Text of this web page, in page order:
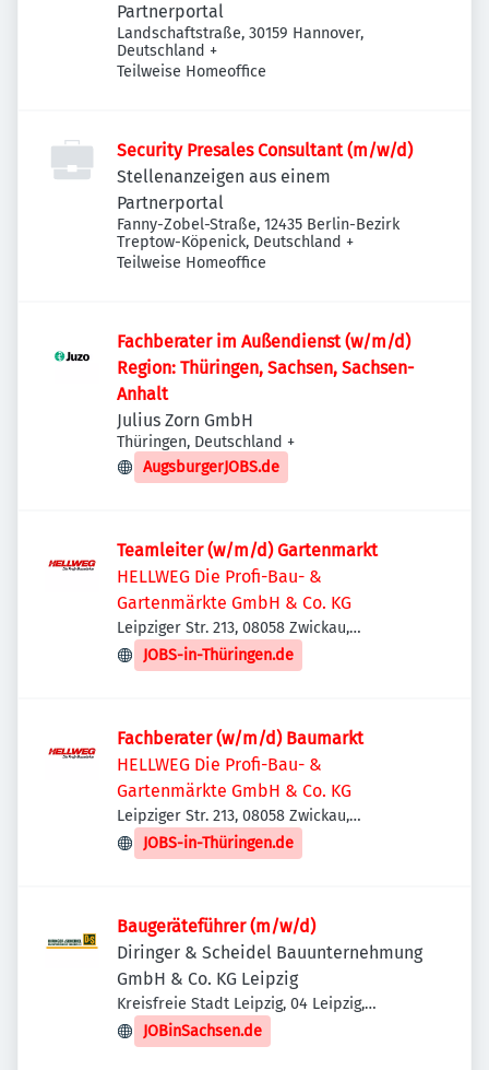
Partnerportal
Landschaftstraße, 30159 Hannover,
Deutschland +
Teilweise Homeoffice
Security Presales Consultant (m/w/d)
Stellenanzeigen aus einem
Partnerportal
Fanny-Zobel-Straße, 12435 Berlin-Bezirk
Treptow-Köpenick, Deutschland +
Teilweise Homeoffice
Fachberater im Außendienst (w/m/d)
Region: Thüringen, Sachsen, Sachsen-
Anhalt
Julius Zorn GmbH
Thüringen, Deutschland +
AugsburgerJOBS.de
Teamleiter (w/m/d) Gartenmarkt
HELLWEG Die Profi-Bau- &
Gartenmärkte GmbH & Co. KG
Leipziger Str. 213, 08058 Zwickau,
Deutschland
JOBS-in-Thüringen.de
Fachberater (w/m/d) Baumarkt
HELLWEG Die Profi-Bau- &
Gartenmärkte GmbH & Co. KG
Leipziger Str. 213, 08058 Zwickau,
Deutschland
JOBS-in-Thüringen.de
Baugeräteführer (m/w/d)
Diringer & Scheidel Bauunternehmung
GmbH & Co. KG Leipzig
Kreisfreie Stadt Leipzig, 04 Leipzig,
Deutschland
JOBinSachsen.de